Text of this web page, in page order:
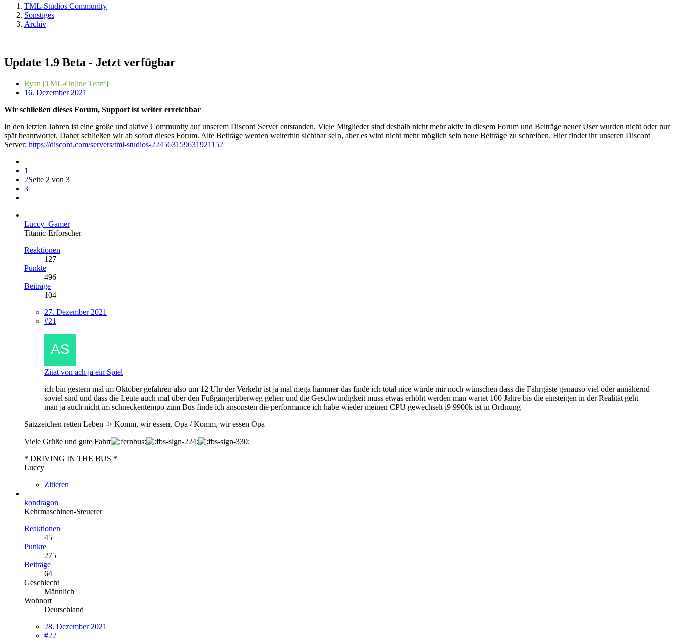
TML-Studios Community
Sonstiges
Archiv
Update 1.9 Beta - Jetzt verfügbar
Ryan [TML-Online Team]
16. Dezember 2021
Wir schließen dieses Forum, Support ist weiter erreichbar
In den letzten Jahren ist eine große und aktive Community auf unserem Discord Server entstanden. Viele Mitglieder sind deshalb nicht mehr aktiv in diesem Forum und Beiträge neuer User wurden nicht oder nur
spät beantwortet. Daher schließen wir ab sofort dieses Forum. Alte Beiträge werden weiterhin sichtbar sein, aber es wird nicht mehr möglich sein neue Beiträge zu schreiben. Hier findet ihr unseren Discord
Server: https://discord.com/servers/tml-studios-224563159631921152
1
2Seite 2 von 3
3
Luccy_Gamer
Titanic-Erforscher
Reaktionen
127
Punkte
496
Beiträge
104
27. Dezember 2021
#21
Zitat von ach ja ein Spiel
ich bin gestern mal im Oktober gefahren also um 12 Uhr der Verkehr ist ja mal mega hammer das finde ich total nice würde mir noch wünschen dass die Fahrgäste genauso viel oder annähernd
soviel sind und dass die Leute auch mal über den Fußgängerüberweg gehen und die Geschwindigkeit muss etwas erhöht werden man wartet 100 Jahre bis die einsteigen in der Realität geht
man ja auch nicht im schneckentempo zum Bus finde ich ansonsten die performance ich habe wieder meinen CPU gewechselt i9 9900k ist in Ordnung
Satzzeichen retten Leben -> Komm, wir essen, Opa / Komm, wir essen Opa
Viele Grüße und gute Fahrt
* DRIVING IN THE BUS *
Luccy
Zitieren
kondragon
Kehrmaschinen-Steuerer
Reaktionen
45
Punkte
275
Beiträge
64
Geschlecht
Männlich
Wohnort
Deutschland
28. Dezember 2021
#22